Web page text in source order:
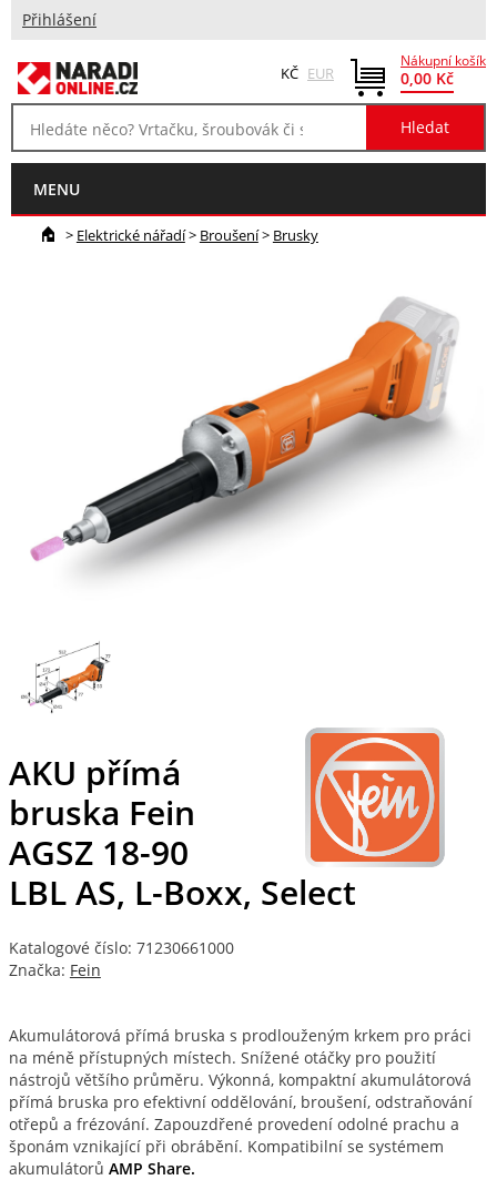
Přihlášení
Nákupní košík
0,00 Kč
KČ EUR
MENU
> Elektrické nářadí> Broušení> Brusky
AKU přímá
bruska Fein
AGSZ 18-90
LBL AS, L-Boxx, Select
Katalogové číslo: 71230661000
Značka: Fein
Akumulátorová přímá bruska s prodlouženým krkem pro práci
na méně přístupných místech. Snížené otáčky pro použití
nástrojů většího průměru. Výkonná, kompaktní akumulátorová
přímá bruska pro efektivní oddělování, broušení, odstraňování
otřepů a frézování. Zapouzdřené provedení odolné prachu a
šponám vznikající při obrábění. Kompatibilní se systémem
akumulátorů AMP Share.